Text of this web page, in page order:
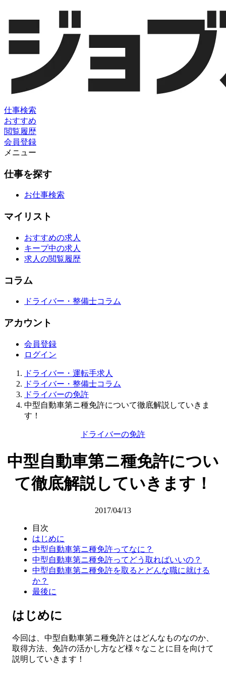
仕事検索
おすすめ
閲覧履歴
会員登録
メニュー
仕事を探す
お仕事検索
マイリスト
おすすめの求人
キープ中の求人
求人の閲覧履歴
コラム
ドライバー・整備士コラム
アカウント
会員登録
ログイン
ドライバー・運転手求人
ドライバー・整備士コラム
ドライバーの免許
中型自動車第ニ種免許について徹底解説していきま
す！
ドライバーの免許
中型自動車第ニ種免許につい
て徹底解説していきます！
2017/04/13
目次
はじめに
中型自動車第ニ種免許ってなに？
中型自動車第ニ種免許ってどう取ればいいの？
中型自動車第ニ種免許を取るとどんな職に就ける
か？
最後に
はじめに
今回は、中型自動車第ニ種免許とはどんなものなのか、
取得方法、免許の活かし方など様々なことに目を向けて
説明していきます！